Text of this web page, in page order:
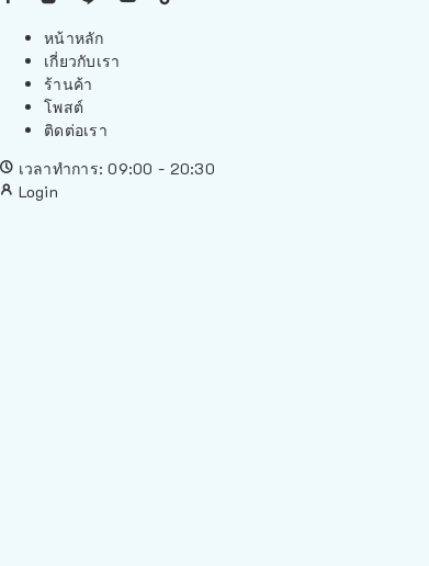
หน้าหลัก
เกี่ยวกับเรา
ร้านค้า
โพสต์
ติดต่อเรา
เวลาทำการ: 09:00 - 20:30
Login